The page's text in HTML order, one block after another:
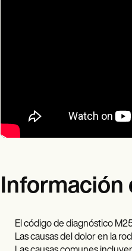
Información
El código de diagnóstico
Las causas del dolor en la